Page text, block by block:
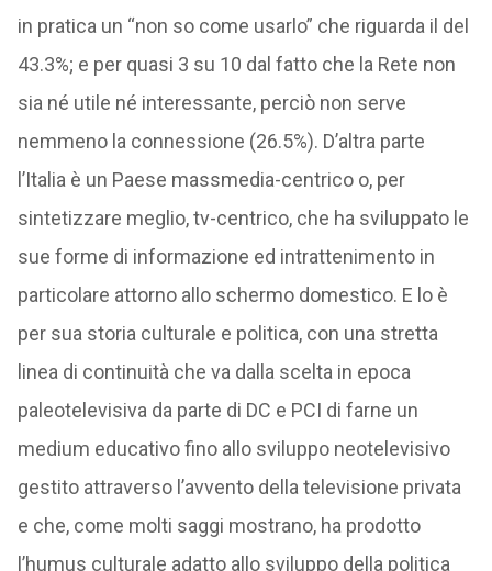
in pratica un “non so come usarlo” che riguarda il del
43.3%; e per quasi 3 su 10 dal fatto che la Rete non
sia né utile né interessante, perciò non serve
nemmeno la connessione (26.5%). D’altra parte
l’Italia è un Paese massmedia-centrico o, per
sintetizzare meglio, tv-centrico, che ha sviluppato le
sue forme di informazione ed intrattenimento in
particolare attorno allo schermo domestico. E lo è
per sua storia culturale e politica, con una stretta
linea di continuità che va dalla scelta in epoca
paleotelevisiva da parte di DC e PCI di farne un
medium educativo fino allo sviluppo neotelevisivo
gestito attraverso l’avvento della televisione privata
e che, come molti saggi mostrano, ha prodotto
l’humus culturale adatto allo sviluppo della politica